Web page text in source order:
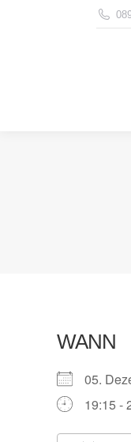
WANN
05.
19:15 -